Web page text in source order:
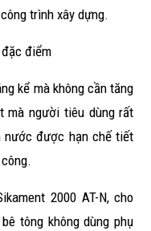
trình xây dựng.
điểm
kể mà không cần tăng
mà người tiêu dùng rất
nước được hạn chế tiết
2000 AT-N, cho
tông không dùng phụ